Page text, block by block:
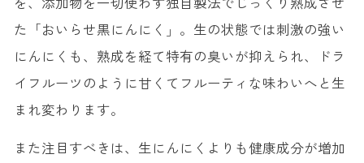
た「おいらせ黒にんにく」。生の状態では刺激の強い
にんにくも、熟成を経て特有の臭いが抑えられ、ドラ
イフルーツのように甘くてフルーティな味わいへと生
まれ変わります。
また注目すべきは、生にんにくよりも健康成分が増加